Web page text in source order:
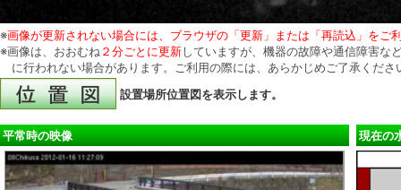
※画像が更新されない場合には、ブラウザの「更新」または「再読込」をご
※画像は、おおむね ２分ごとに更新していますが、機器の故障や通信障害な
に行われない場合があります。ご利用の際には、あらかじめご了承くださ
設置場所位置図を表示します。
平常時の映像 現在の